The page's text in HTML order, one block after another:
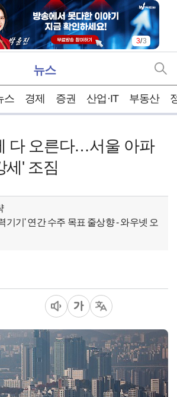
3/3
뉴스
스 경제 증권 산업·IT 부동산
다 오른다…서울 아파
세' 조짐
기기' 연간 수주 목표 줄상향 - 와우넷 오